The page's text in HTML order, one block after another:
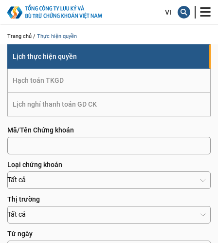
Trang chủ / Thực hiện quyền
Lịch thực hiện quyền
Hạch toán TKGD
Lịch nghỉ thanh toán GD CK
Mã/Tên Chứng khoán
Loại chứng khoán
Tất cả
Thị trường
Tất cả
Từ ngày